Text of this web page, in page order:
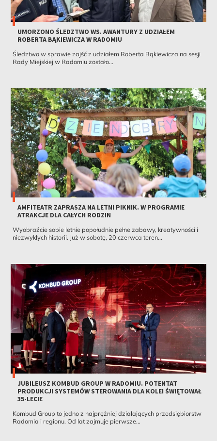
UMORZONO ŚLEDZTWO WS. AWANTURY Z UDZIAŁEM
ROBERTA BĄKIEWICZA W RADOMIU
Śledztwo w sprawie zajść z udziałem Roberta Bąkiewicza na sesji
Rady Miejskiej w Radomiu zostało...
AMFITEATR ZAPRASZA NA LETNI PIKNIK. W PROGRAMIE
ATRAKCJE DLA CAŁYCH RODZIN
Wyobraźcie sobie letnie popołudnie pełne zabawy, kreatywności i
niezwykłych historii. Już w sobotę, 20 czerwca teren...
JUBILEUSZ KOMBUD GROUP W RADOMIU. POTENTAT
PRODUKCJI SYSTEMÓW STEROWANIA DLA KOLEI ŚWIĘTOWAŁ
35-LECIE
Kombud Group to jedno z najprężniej działających przedsiębiorstw
Radomia i regionu. Od lat zajmuje pierwsze...